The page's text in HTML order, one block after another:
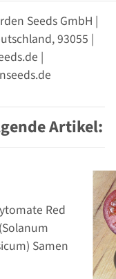
Seeds GmbH |
93055 |
|
Artikel: